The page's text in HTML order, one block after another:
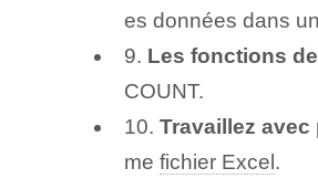
es données dans
9. Les fonctions
COUNT.
10. Travaillez
me fichier Excel.